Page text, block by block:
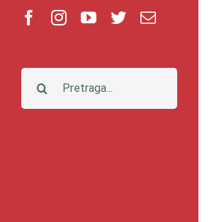
Facebook
Instagram
YouTube
Twitter
E-
Pretraga: